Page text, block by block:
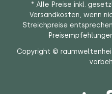
* Alle Preise inkl.
Versandkosten, wenn
Streichpreise
Copyright ©